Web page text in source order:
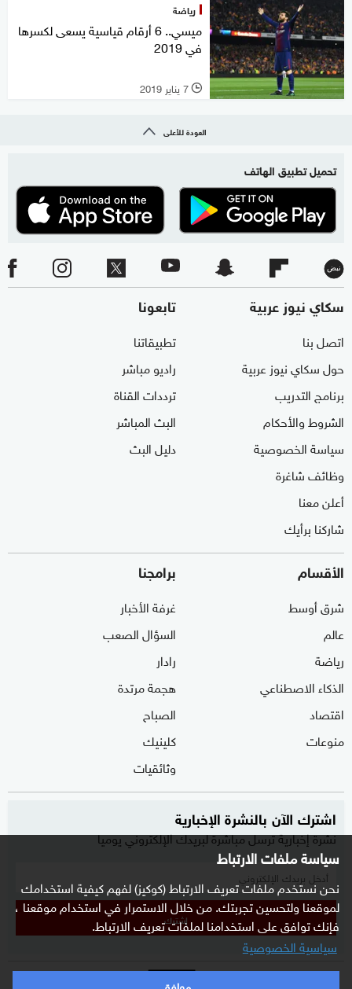
سياسة ملفات الارتباط
نحن نستخدم ملفات تعريف الارتباط (كوكيز) لفهم كيفية استخدامك
لموقعنا ولتحسين تجربتك. من خلال الاستمرار في استخدام موقعنا ،
فإنك توافق على استخدامنا لملفات تعريف الارتباط.
سياسية الخصوصية
رياضة
ميسي.. 6 أرقام قياسية يسعى لكسرها
في 2019
l 7 يناير 2019
العودة للأعلى
تحميل تطبيق الهاتف
سكاي نيوز عربية
اتصل بنا
حول سكاي نيوز عربية
برنامج التدريب
الشروط والأحكام
سياسة الخصوصية
وظائف شاغرة
أعلن معنا
شاركنا برأيك
تابعونا
تطبيقاتنا
راديو مباشر
ترددات القناة
البث المباشر
دليل البث
الأقسام
شرق أوسط
عالم
رياضة
الذكاء الاصطناعي
اقتصاد
منوعات
برامجنا
غرفة الأخبار
السؤال الصعب
رادار
هجمة مرتدة
الصباح
كلينيك
وثائقيات
اشترك الآن بالنشرة الإخبارية
نشرة إخبارية ترسل مباشرة لبريدك الإلكتروني يوميا
إشترك